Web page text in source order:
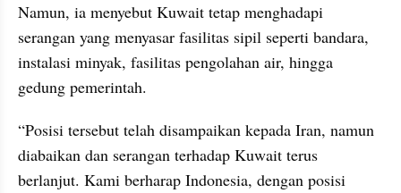
Namun, ia menyebut Kuwait tetap menghadapi
serangan yang menyasar fasilitas sipil seperti bandara,
instalasi minyak, fasilitas pengolahan air, hingga
gedung pemerintah.
“Posisi tersebut telah disampaikan kepada Iran, namun
diabaikan dan serangan terhadap Kuwait terus
berlanjut. Kami berharap Indonesia, dengan posisi